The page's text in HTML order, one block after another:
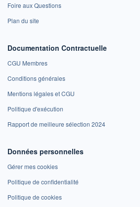
Foire aux Questions
Plan du site
Documentation Contractuelle
CGU Membres
Conditions générales
Mentions légales et CGU
Politique d'exécution
Rapport de meilleure sélection 2024
Données personnelles
Gérer mes cookies
Politique de confidentialité
Politique de cookies